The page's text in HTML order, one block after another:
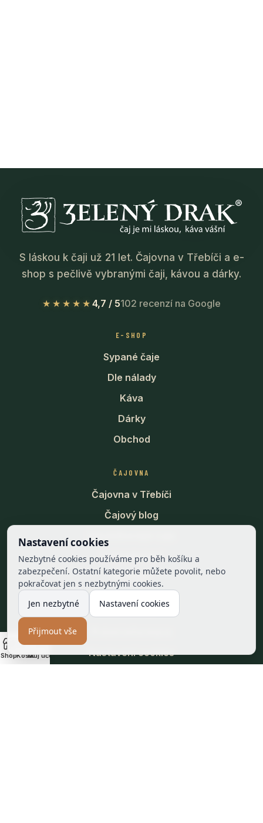
S láskou k čaji už 21 let. Čajovna v Třebíči a e-
shop s pečlivě vybranými čaji, kávou a dárky.
★★★★★ 4,7 / 5102 recenzí na Google
E-SHOP
Sypané čaje
Dle nálady
Káva
Dárky
Obchod
ČAJOVNA
Čajovna v Třebíči
Čajový blog
Nejoblíbenější čaje
Velkoobchod
Kontakt
Nastavení cookies
ShopKošíkMůj účet
Nastavení cookies
Nezbytné cookies používáme pro běh košíku a
zabezpečení. Ostatní kategorie můžete povolit, nebo
pokračovat jen s nezbytnými cookies.
Jen nezbytné
Nastavení cookies
Přijmout vše